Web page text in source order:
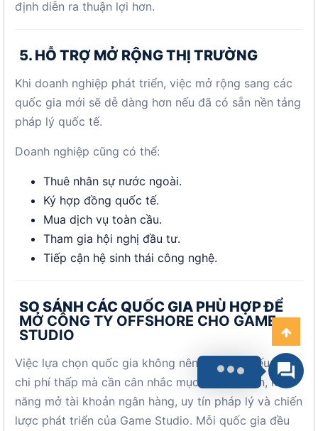
định diễn ra thuận lợi hơn.
5. HỖ TRỢ MỞ RỘNG THỊ TRƯỜNG
Khi doanh nghiệp phát triển, việc mở rộng sang các
quốc gia mới sẽ dễ dàng hơn nếu đã có sẵn nền tảng
pháp lý quốc tế.
Doanh nghiệp cũng có thể:
Thuê nhân sự nước ngoài.
Ký hợp đồng quốc tế.
Mua dịch vụ toàn cầu.
Tham gia hội nghị đầu tư.
Tiếp cận hệ sinh thái công nghệ.
SO SÁNH CÁC QUỐC GIA PHÙ HỢP ĐỂ
MỞ CÔNG TY OFFSHORE CHO GAME
STUDIO
Việc lựa chọn quốc gia không nên dựa trên yếu tố
chi phí thấp mà cần cân nhắc mục tiêu dài hạn, khả
năng mở tài khoản ngân hàng, uy tín pháp lý và chiến
lược phát triển của Game Studio. Mỗi quốc gia đều